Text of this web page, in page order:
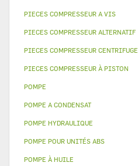
PIECES COMPRESSEUR A VIS
PIECES COMPRESSEUR ALTERNATIF
PIECES COMPRESSEUR CENTRIFUGE
PIECES COMPRESSEUR À PISTON
POMPE
POMPE A CONDENSAT
POMPE HYDRAULIQUE
POMPE POUR UNITÉS ABS
POMPE À HUILE